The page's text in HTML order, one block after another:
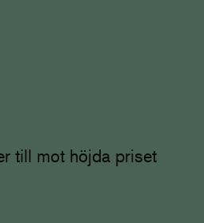
till mot höjda priset